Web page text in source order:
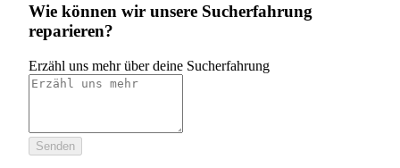
Wie können wir unsere Sucherfahrung
reparieren?
Erzähl uns mehr über deine Sucherfahrung
Senden